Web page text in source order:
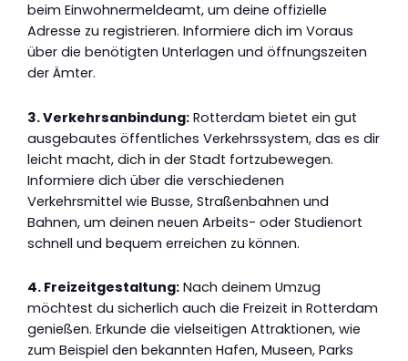
beim Einwohnermeldeamt, um deine offizielle
Adresse zu registrieren. Informiere dich im Voraus
über die benötigten Unterlagen und öffnungszeiten
der Ämter.
3. Verkehrsanbindung: Rotterdam bietet ein gut
ausgebautes öffentliches Verkehrssystem, das es dir
leicht macht, dich in der Stadt fortzubewegen.
Informiere dich über die verschiedenen
Verkehrsmittel wie Busse, Straßenbahnen und
Bahnen, um deinen neuen Arbeits- oder Studienort
schnell und bequem erreichen zu können.
4. Freizeitgestaltung: Nach deinem Umzug
möchtest du sicherlich auch die Freizeit in Rotterdam
genießen. Erkunde die vielseitigen Attraktionen, wie
zum Beispiel den bekannten Hafen, Museen, Parks